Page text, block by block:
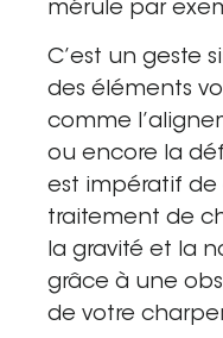
mérule par
C’est un geste
des éléments
comme
ou encore la
est impératif
traitement de
la gravité et la
grâce à une
de votre